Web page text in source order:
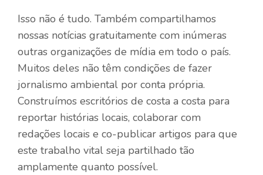
Isso não é tudo. Também compartilhamos
nossas notícias gratuitamente com inúmeras
outras organizações de mídia em todo o país.
Muitos deles não têm condições de fazer
jornalismo ambiental por conta própria.
Construímos escritórios de costa a costa para
reportar histórias locais, colaborar com
redações locais e co-publicar artigos para que
este trabalho vital seja partilhado tão
amplamente quanto possível.